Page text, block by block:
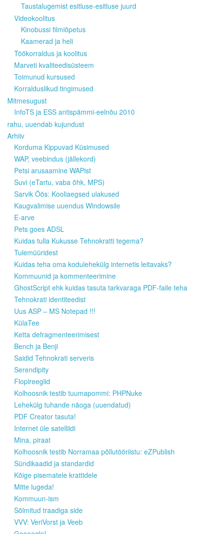
Taustalugemist esitluse-esitluse juurd
Videokoolitus
Kinobussi filmiõpetus
Kaamerad ja heli
Töökorraldus ja koolitus
Marveti kvaliteedisüsteem
Toimunud kursused
Korralduslikud tingimused
Mitmesugust
InfoTS ja ESS antispämmi-eelnõu 2010
rahu, uuendab kujundust
Arhiiv
Korduma Kippuvad Küsimused
WAP, veebindus (jällekord)
Petsi arusaamine WAPist
Suvi (eTartu, vaba õhk, MPS)
Sarvik Öös: Kooliaegsed ulakused
Kaugvalimise uuendus Windowsile
E-arve
Pets goes ADSL
Kuidas tulla Kukusse Tehnokratti tegema?
Tulemüüridest
Kuidas teha oma kodulehekülg internetis leitavaks?
Kommuunid ja kommenteerimine
GhostScript ehk kuidas tasuta tarkvaraga PDF-faile teha
Tehnokrati identiteedist
Uus ASP – MS Notepad !!!
KülaTee
Ketta defragmenteerimisest
Bench ja Benji
Saidid Tehnokrati serveris
Serendipity
Flopireeglid
Kolhoosnik testib tuumapommi: PHPNuke
Lehekülg tuhande näoga (uuendatud)
PDF Creator tasuta!
Internet üle satelliidi
Mina, piraat
Kolhoosnik testib Norramaa põllutööriistu: eZPublish
Sündikaadid ja standardid
Kõige pisematele krattidele
Mitte lugeda!
Kommuun-ism
Sõlmitud traadiga side
VVV: VeriVorst ja Veeb